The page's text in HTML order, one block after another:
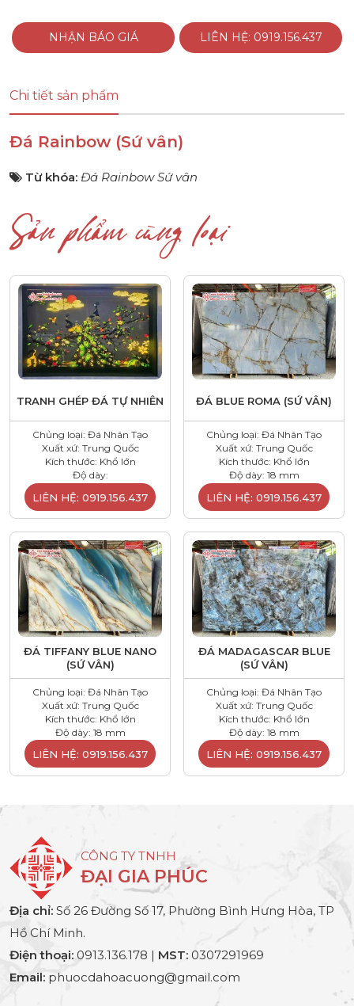
NHẬN BÁO GIÁ LIÊN HỆ: 0919.156.437
Chi tiết sản phẩm
Đá Rainbow (Sứ vân)
Từ khóa: Đá Rainbow Sứ vân
Sản phẩm cùng loại
TRANH GHÉP ĐÁ TỰ NHIÊN
Chủng loại: Đá Nhân Tạo
Xuất xứ: Trung Quốc
Kích thước: Khổ lớn
Độ dày:
LIÊN HỆ: 0919.156.437
ĐÁ BLUE ROMA (SỨ VÂN)
Chủng loại: Đá Nhân Tạo
Xuất xứ: Trung Quốc
Kích thước: Khổ lớn
Độ dày: 18 mm
LIÊN HỆ: 0919.156.437
ĐÁ TIFFANY BLUE NANO
(SỨ VÂN)
Chủng loại: Đá Nhân Tạo
Xuất xứ: Trung Quốc
Kích thước: Khổ lớn
Độ dày: 18 mm
LIÊN HỆ: 0919.156.437
ĐÁ MADAGASCAR BLUE
(SỨ VÂN)
Chủng loại: Đá Nhân Tạo
Xuất xứ: Trung Quốc
Kích thước: Khổ lớn
Độ dày: 18 mm
LIÊN HỆ: 0919.156.437
CÔNG TY TNHH
ĐẠI GIA PHÚC
Địa chỉ: Số 26 Đường Số 17, Phường Bình Hưng Hòa, TP
Hồ Chí Minh.
Điện thoại: 0913.136.178 | MST: 0307291969
Email: phuocdahoacuong@gmail.com